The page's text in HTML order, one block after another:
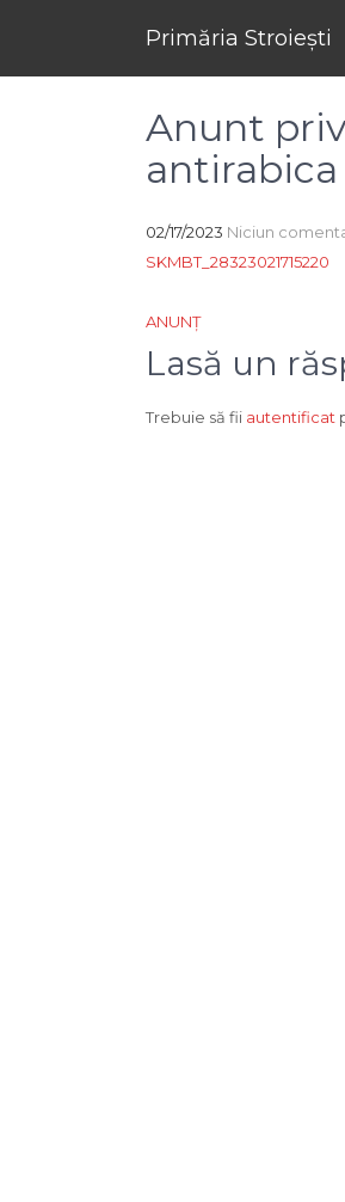
Primăria Stroiești
Anunt
antirabica
02/17/2023 Niciun
SKMBT_28323021715220
Navigare
în
ANUNȚ
Lasă un
Trebuie să fii autentificat